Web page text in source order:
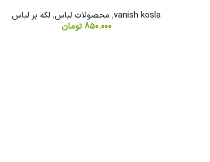
vanish kosla
, محصولات لباس, لکه بر لباس
850.000 تومان